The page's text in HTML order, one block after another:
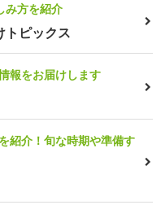
み方を紹介
トピックス
報をお届けします
紹介！旬な時期や準備す